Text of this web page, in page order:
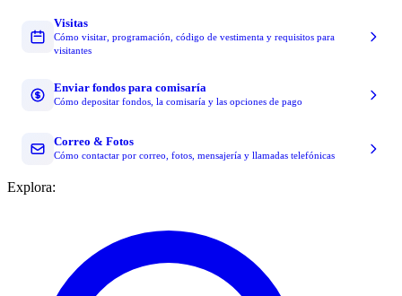
Visitas
Cómo visitar, programación, código de vestimenta y requisitos para
visitantes
Enviar fondos para comisaría
Cómo depositar fondos, la comisaría y las opciones de pago
Correo & Fotos
Cómo contactar por correo, fotos, mensajería y llamadas telefónicas
Explora: